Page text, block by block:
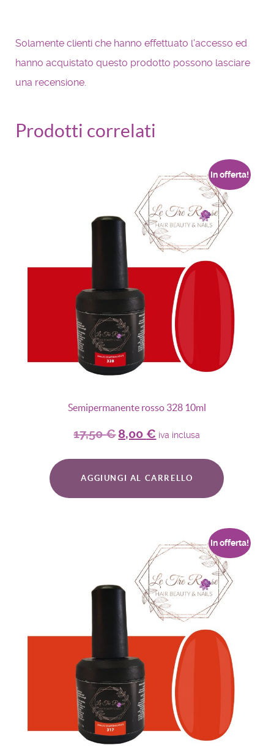
Solamente clienti che hanno effettuato l'accesso ed
hanno acquistato questo prodotto possono lasciare
una recensione.
Prodotti correlati
In offerta!
Semipermanente rosso 328 10ml
17,50€8,00 € iva inclusa
AGGIUNGI AL CARRELLO
In offerta!